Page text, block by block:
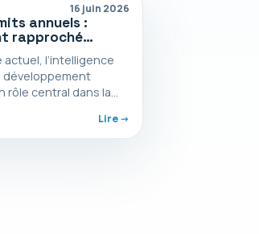
16 juin 2026
annuels :
rapproché
l’intelligence
développement
rôle central dans la
Lire ->